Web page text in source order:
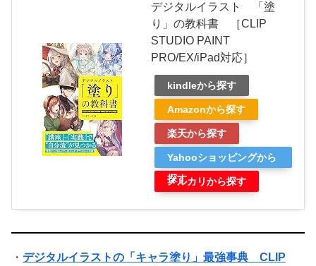
デジタルイラスト 「塗
り」の教科書 ［CLIP
STUDIO PAINT
PRO/EX/iPad対応］
kindleから探す
Amazonから探す
楽天から探す
Yahooショッピングから
探す
メルカリから探す
・ デジタルイラストの「キャラ塗り」最強事典 CLIP